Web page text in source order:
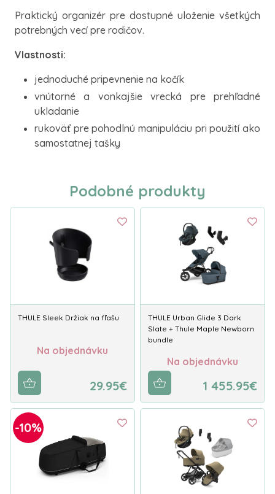
Praktický organizér pre dostupné uloženie všetkých
potrebných vecí pre rodičov.
Vlastnosti:
jednoduché pripevnenie na kočík
vnútorné a vonkajšie vrecká pre prehľadné
ukladanie
rukoväť pre pohodlnú manipuláciu pri použití ako
samostatnej tašky
Podobné produkty
THULE Sleek Držiak na fľašu
Na objednávku
29.95€
THULE Urban Glide 3 Dark
Slate + Thule Maple Newborn
bundle
Na objednávku
1 455.95€
-10%